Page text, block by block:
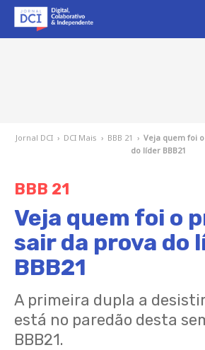
Jornal DCI › DCI Mais › BBB 21 › Veja quem foi
do líder BBB21
BBB 21
Veja quem foi o
sair da prova do
BBB21
A primeira dupla a
está no paredão desta
BBB21.